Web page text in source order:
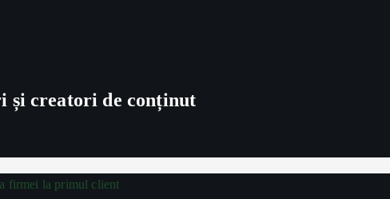
și creatori de conținut